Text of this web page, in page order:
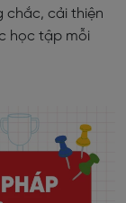
chắc, cải thiện
học tập mỗi